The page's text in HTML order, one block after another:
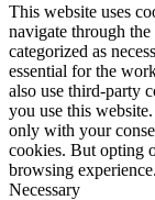
This website uses
navigate through
categorized as
essential for the
also use third-party
you use this
only with your
cookies. But opting
browsing experience.
Necessary